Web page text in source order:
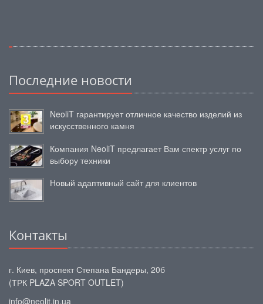
Последние новости
NeoliT гарантирует отличное качество изделий из
искусственного камня
Компания NeoliT предлагает Вам спектр услуг по
выбору техники
Новый адаптивный сайт для клиентов
Контакты
г. Киев, проспект Степана Бандеры, 20б
(ТРК PLAZA SPORT OUTLET)
info@neolit.in.ua